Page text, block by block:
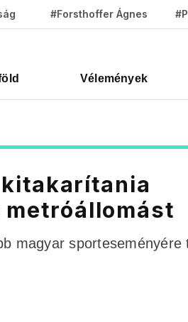
#Forsthoffer Ágnes
Vélemények
magyar